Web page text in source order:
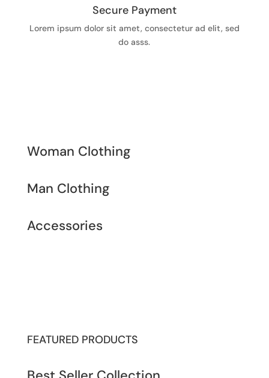
Secure Payment
Lorem ipsum dolor sit amet, consectetur ad elit, sed
do asss.
Woman Clothing
Man Clothing
Accessories
FEATURED PRODUCTS